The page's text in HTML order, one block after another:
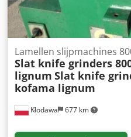
Kłodawa 677 km
Lamellen slijpmachines
Slat knife grinders
lignum Slat knife
kofama lignum